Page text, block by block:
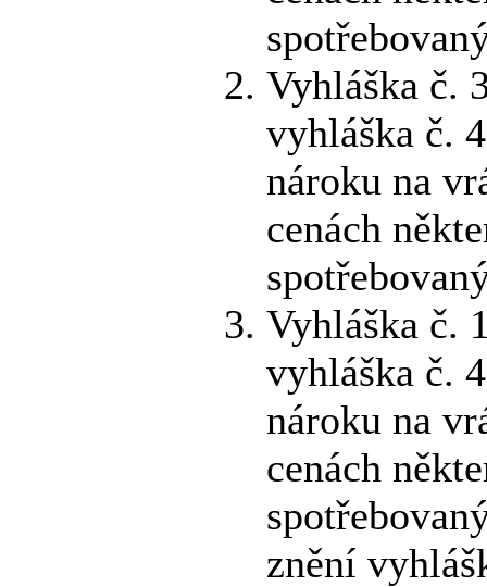
Vyhláška č.
vyhláška č.
nároku na
cenách
Vyhláška č.
vyhláška č.
nároku na
cenách
znění